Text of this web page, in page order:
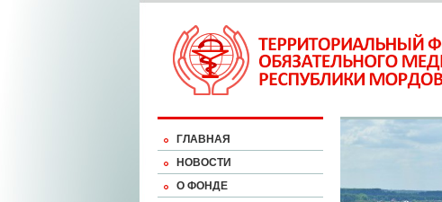
ГЛАВНАЯ
НОВОСТИ
О ФОНДЕ